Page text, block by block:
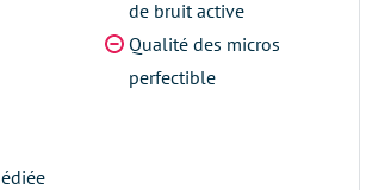
de bruit active
Qualité des micros
perfectible